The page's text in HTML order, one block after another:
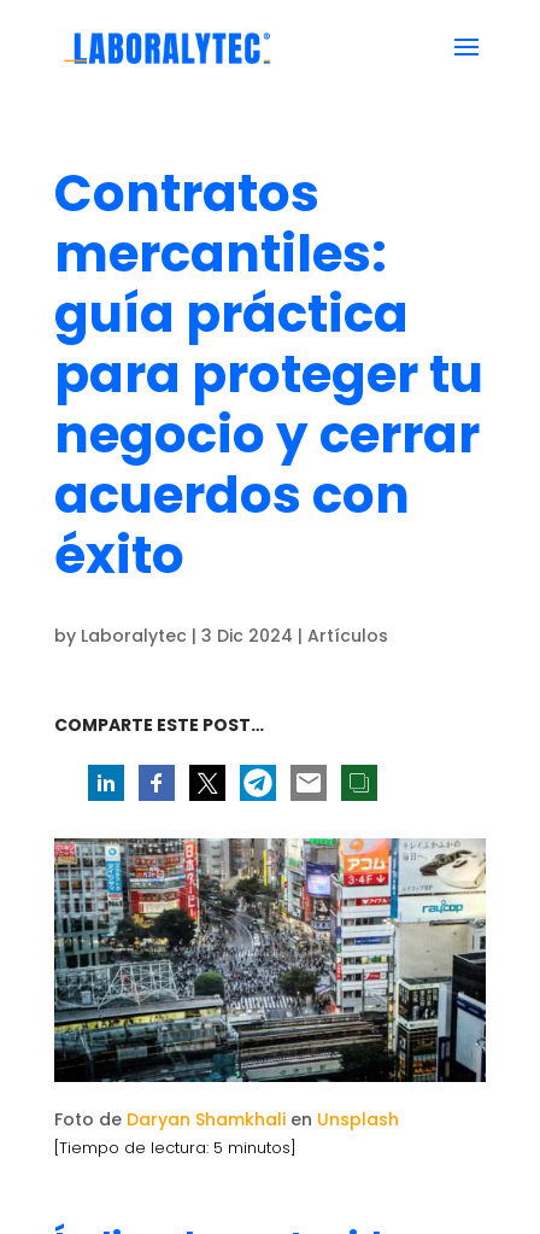
Contratos
mercantiles:
guía práctica
para proteger tu
negocio y cerrar
acuerdos con
éxito
by Laboralytec | 3 Dic 2024 | Artículos
COMPARTE ESTE POST…
Foto de Daryan Shamkhalien Unsplash
[Tiempo de lectura: 5 minutos]